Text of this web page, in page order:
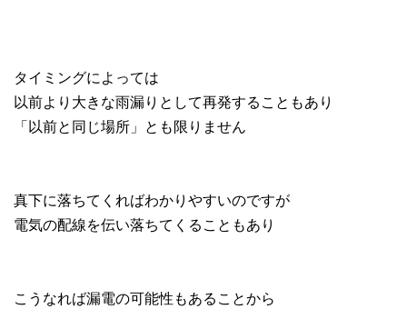
タイミングによっては
以前より大きな雨漏りとして再発することもあり
「以前と同じ場所」とも限りません
真下に落ちてくればわかりやすいのですが
電気の配線を伝い落ちてくることもあり
こうなれば漏電の可能性もあることから